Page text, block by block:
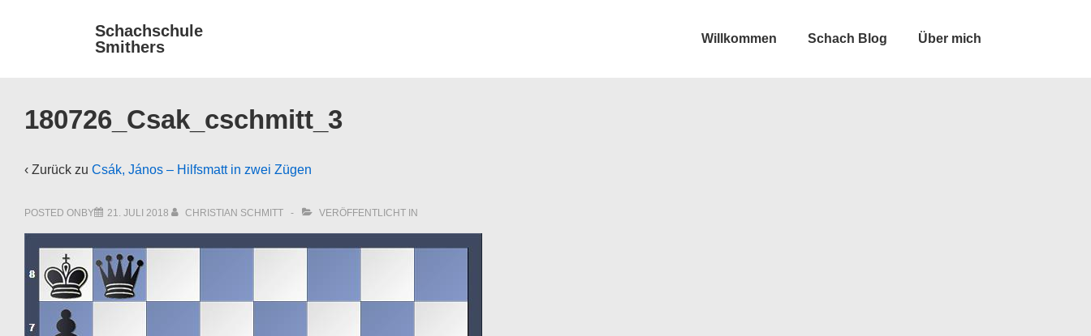
Schachschule
Smithers
Willkommen Schach Blog Über mich
180726_Csak_cschmitt_3
‹ Zurück zu Csák, János – Hilfsmatt in zwei Zügen
POSTED ONBY 21. JULI 2018 CHRISTIAN SCHMITT VERÖFFENTLICHT IN